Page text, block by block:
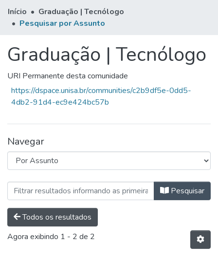
Início
Graduação | Tecnólogo
Pesquisar por Assunto
Graduação | Tecnólogo
URI Permanente desta comunidade
https://dspace.unisa.br/communities/c2b9df5e-0dd5-
4db2-91d4-ec9e424bc57b
Navegar
Navegando Graduação | Pesquisar
Todos os resultados
Agora exibindo 1 - 2 de 2